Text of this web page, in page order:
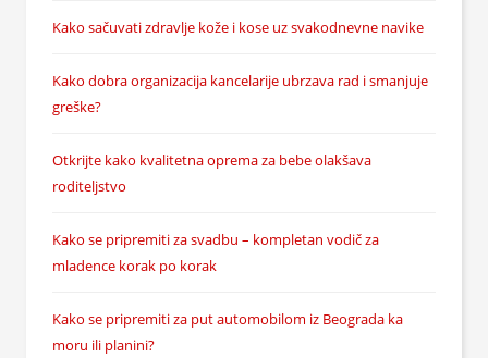
Kako sačuvati zdravlje kože i kose uz svakodnevne navike
Kako dobra organizacija kancelarije ubrzava rad i smanjuje
greške?
Otkrijte kako kvalitetna oprema za bebe olakšava
roditeljstvo
Kako se pripremiti za svadbu – kompletan vodič za
mladence korak po korak
Kako se pripremiti za put automobilom iz Beograda ka
moru ili planini?